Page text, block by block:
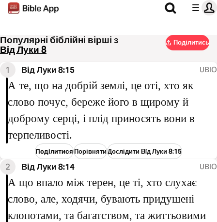
Популярні біблійні вірші з
Вiд Луки 8
Поділитись
1 Вiд Луки 8:15 UBIO
А те, що на добрій землі, це оті, хто як
слово почує, береже його в щирому й
доброму серці, і плід приносять вони в
терпеливості.
ПоділитисяПорівнятиДослідити Вiд Луки 8:15
2 Вiд Луки 8:14 UBIO
А що впало між терен, це ті, хто слухає
слово, але, ходячи, бувають придушені
клопотами, та багатством, та життьовими